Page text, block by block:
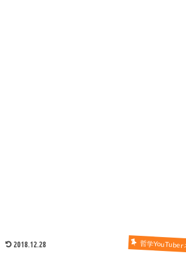
2018.12.28 哲学